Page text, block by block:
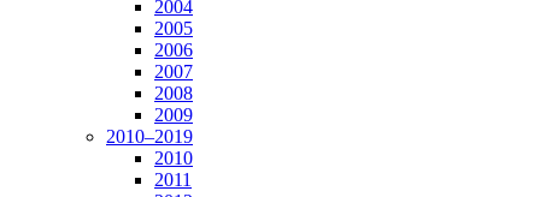
2004
2005
2006
2007
2008
2009
2010–2019
2010
2011